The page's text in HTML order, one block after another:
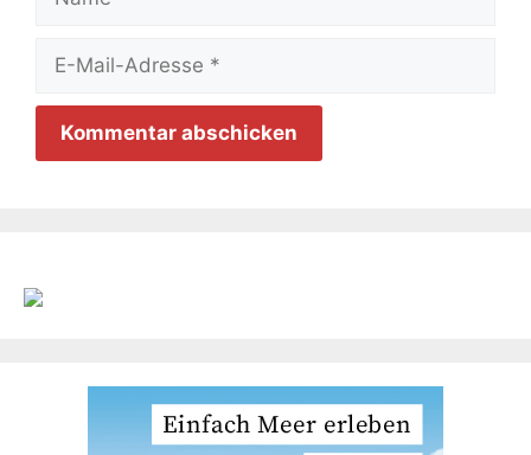
Mail-
Adresse